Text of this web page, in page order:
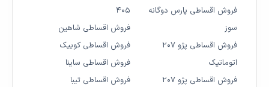
فروش اقساطی پارس دوگانه
سوز
فروش اقساطی پژو ۲۰۷
اتوماتیک
فروش اقساطی پژو ۲۰۷
۴۰۵
فروش اقساطی شاهین
فروش اقساطی کوییک
فروش اقساطی ساینا
فروش اقساطی تیبا